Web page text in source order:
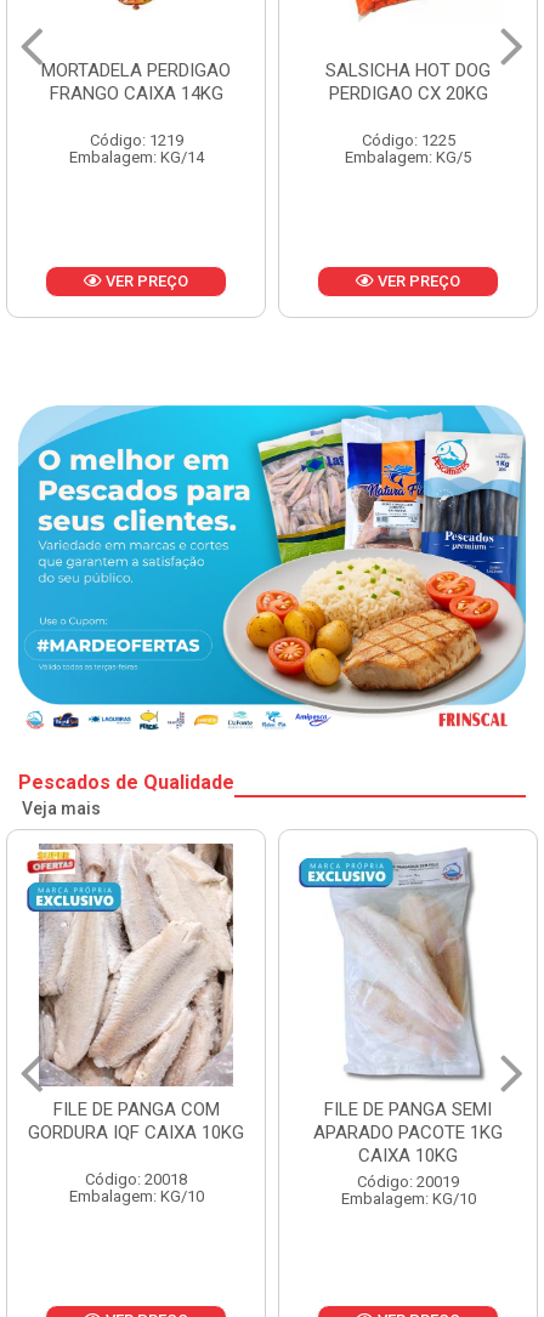
SALSICHA HOT DOG
PERDIGAO CX 20KG
Código: 1225
Embalagem: KG/5
VER PREÇO
PERNIL SUINO C/OSSO
Código: 12301
Pescados de Qualidade
Veja mais
FILE DE PANGA SEMI
APARADO PACOTE 1KG
CAIXA 10KG
Código: 20019
POLACA DESFIADA
PESCAMARES PCT5KG
CX10KG
Código: 20161
Embalagem: KG/10